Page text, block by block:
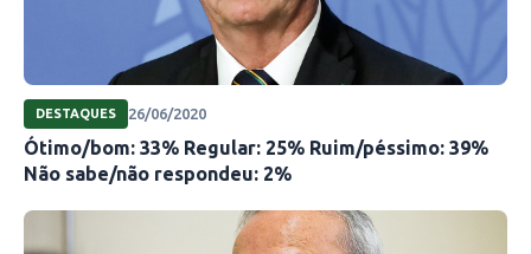
DESTAQUES 26/06/2020
Ótimo/bom: 33% Regular: 25% Ruim/péssimo: 39%
Não sabe/não respondeu: 2%